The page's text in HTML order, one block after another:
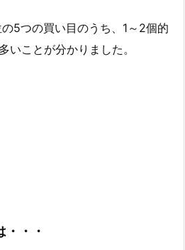
5つの買い目のうち、1～2個的
いことが分かりました。
・・